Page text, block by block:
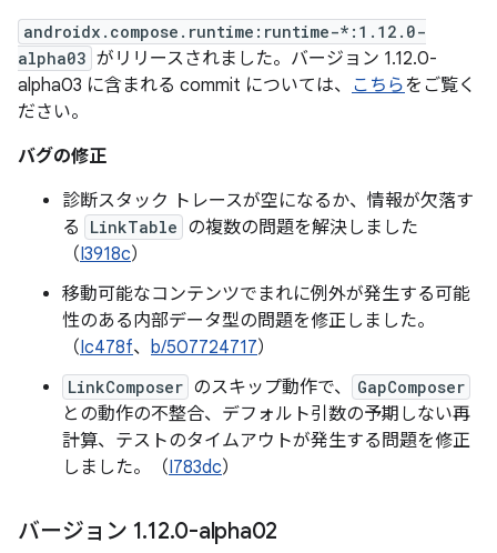
androidx.compose.runtime:runtime-*:1.12.0-
alpha03 がリリースされました。バージョン 1.12.0-
alpha03 に含まれる commit については、 こちらをご覧く
ださい。
バグの修正
診断スタック トレースが空になるか、情報が欠落す
る
LinkTable の複数の問題を解決しました
（I3918c）
移動可能なコンテンツでまれに例外が発生する可能
性のある内部データ型の問題を修正しました。
（Ic478f、 b/507724717）
LinkComposer のスキップ動作で、 GapComposer
との動作の不整合、デフォルト引数の予期しない再
計算、テストのタイムアウトが発生する問題を修正
しました。（I783dc）
バージョン 1.12.0-alpha02